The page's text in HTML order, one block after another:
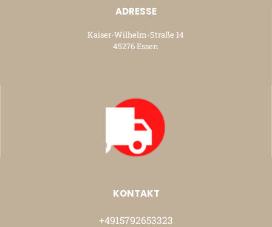
ADRESSE
Kaiser-Wilhelm-Straße 14
45276 Essen
KONTAKT
+4915792653323